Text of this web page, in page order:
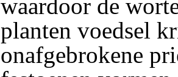
waardoor de
planten voedsel
onafgebrokene